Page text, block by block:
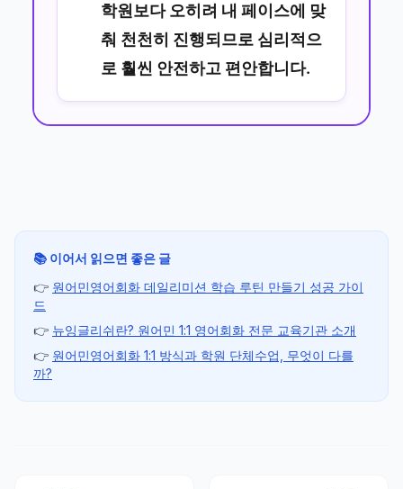
학원보다 오히려 내 페이스에 맞
춰 천천히 진행되므로 심리적으
로 훨씬 안전하고 편안합니다.
📚 이어서 읽으면 좋은 글
👉 원어민영어회화 데일리미션 학습 루틴 만들기 성공 가이
드
👉 뉴잉글리쉬란? 원어민 1:1 영어회화 전문 교육기관 소개
👉 원어민영어회화 1:1 방식과 학원 단체수업, 무엇이 다를
까?